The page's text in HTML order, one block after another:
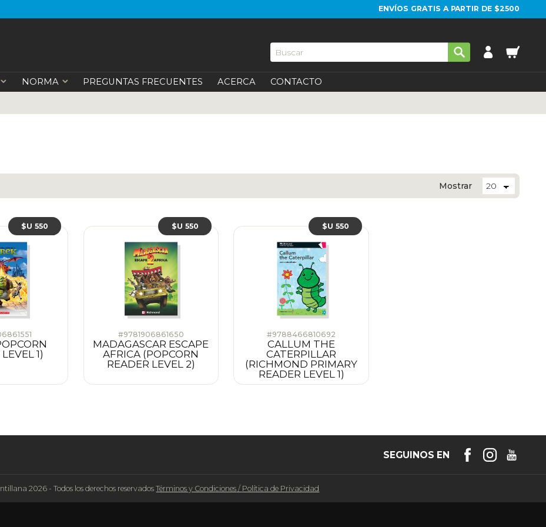
ENVÍOS GRATIS A PARTIR DE $2500
NORMA PREGUNTAS FRECUENTES ACERCA CONTACTO
Mostrar
1)
$U 550
#9781906861650
MADAGASCAR ESCAPE
AFRICA (POPCORN
READER LEVEL 2)
$U 550
#9788466810692
CALLUM THE
CATERPILLAR
(RICHMOND PRIMARY
READER LEVEL 1)
$U 550
SEGUINOS EN
2026 - Todos los derechos reservadosTérminos y Condiciones / Política de Privacidad